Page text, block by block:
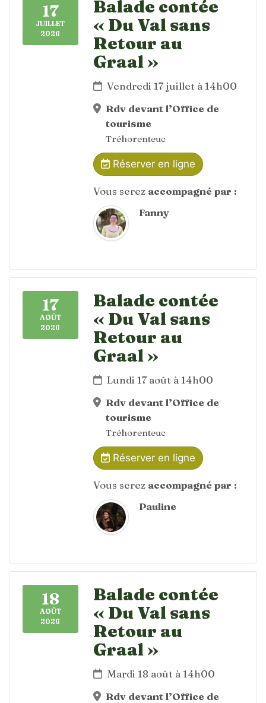
17
JUILLET
2026
Balade contée
« Du Val sans
Retour au
Graal »
Vendredi 17 juillet à 14h00
Rdv devant l’Office de
tourisme
Tréhorenteuc
Réserver en ligne
Vous serez accompagné par :
Fanny
17
AOÛT
2026
Balade contée
« Du Val sans
Retour au
Graal »
Lundi 17 août à 14h00
Rdv devant l’Office de
tourisme
Tréhorenteuc
Réserver en ligne
Vous serez accompagné par :
Pauline
18
AOÛT
2026
Balade contée
« Du Val sans
Retour au
Graal »
Mardi 18 août à 14h00
Rdv devant l’Office de